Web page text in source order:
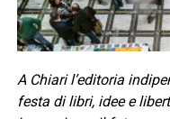
A Chiari l’editoria
festa di libri, idee e